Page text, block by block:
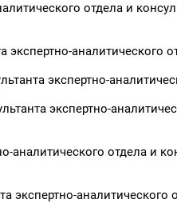
отдела и
аналитического
экспертно-
экспертно-
отдела и
экспертно-аналитического